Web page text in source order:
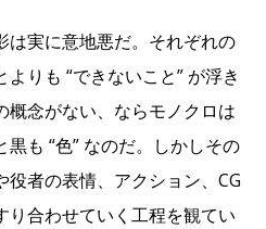
は実に意地悪だ。それぞれの
りも “できないこと” が浮き
概念がない、ならモノクロは
も “色” なのだ。しかしその
者の表情、アクション、CG
り合わせていく工程を観てい